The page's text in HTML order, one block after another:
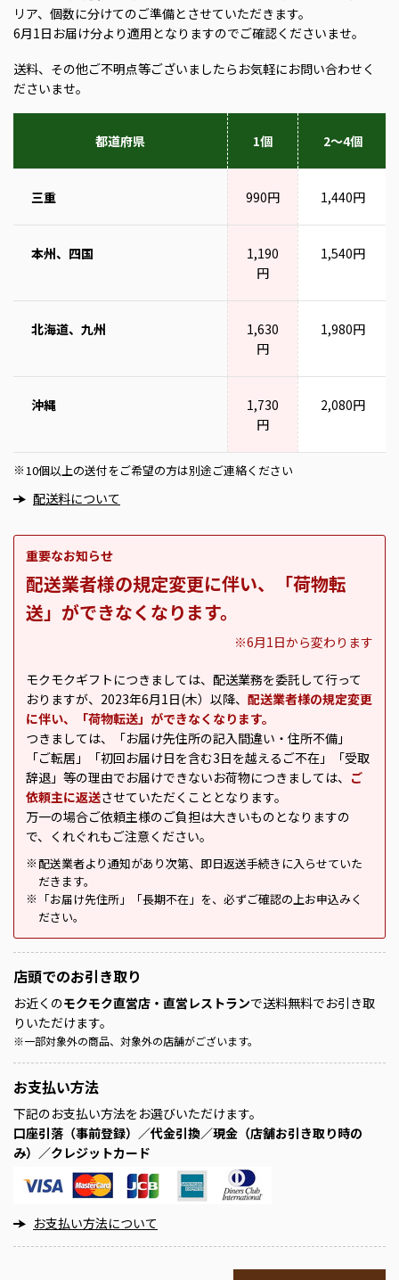
リア、個数に分けてのご準備とさせていただきます。
6月1日お届け分より適用となりますのでご確認くださいませ。
送料、その他ご不明点等ございましたらお気軽にお問い合わせく
ださいませ。
都道府県 1個 2～4個
三重 990円 1,440円
本州、四国
1,190
円
1,540円
北海道、九州
1,630
円
1,980円
沖縄
1,730
円
2,080円
※ 10個以上の送付をご希望の方は別途ご連絡ください
配送料について
重要なお知らせ
配送業者様の規定変更に伴い、「荷物転
送」ができなくなります。
※6月1日から変わります
モクモクギフトにつきましては、配送業務を委託して行って
おりますが、2023年6月1日(木）以降、 配送業者様の規定変更
に伴い、「荷物転送」ができなくなります。
つきましては、「お届け先住所の記入間違い・住所不備」
「ご転居」「初回お届け日を含む3日を越えるご不在」「受取
辞退」等の理由でお届けできないお荷物につきましては、 ご
依頼主に返送させていただくこととなります。
万一の場合ご依頼主様のご負担は大きいものとなりますの
で、くれぐれもご注意ください。
※ 配送業者より通知があり次第、即日返送手続きに入らせていた
だきます。
※
「お届け先住所」「長期不在」を、必ずご確認の上お申込みく
ださい。
店頭でのお引き取り
お近くのモクモク直営店・直営レストランで送料無料でお引き取
りいただけます。
※一部対象外の商品、対象外の店舗がございます。
お支払い方法
下記のお支払い方法をお選びいただけます。
口座引落（事前登録）／代金引換／現金（店舗お引き取り時の
み）／クレジットカード
お支払い方法について